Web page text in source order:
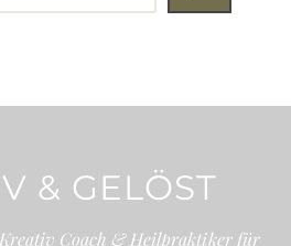
& GELÖST
Coach & Heilpraktiker für